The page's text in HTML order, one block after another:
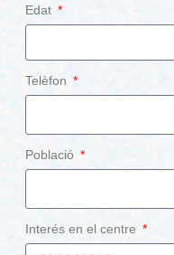
Edat
Telèfon
Població
Interés en el centre